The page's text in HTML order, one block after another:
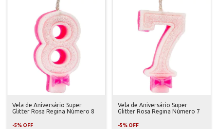
Vela de Aniversário Super
Glitter Rosa Regina Número 8
-5% OFF
Vela de Aniversário Super
Glitter Rosa Regina Número 7
-5% OFF